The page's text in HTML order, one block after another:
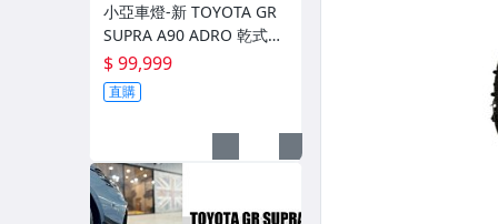
專用型魚眼霧燈.光圈魚眼霧燈
BMW光圈燈泡.CCFL光圈
車身標誌MARK.車身飾條
小亞車燈-新 TOYOTA GR
SUPRA A90 ADRO 乾式碳
纖維 前保桿風刀 前保 風刀
$ 99,999
直購